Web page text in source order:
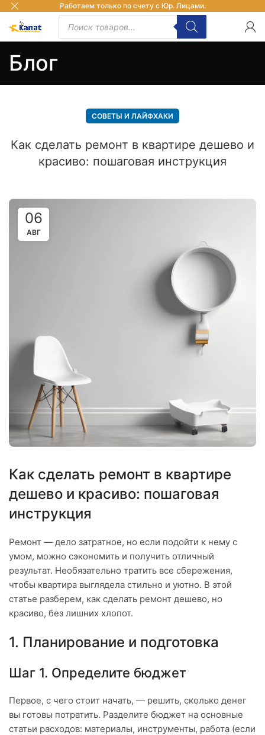
Блог
СОВЕТЫ И ЛАЙФХАКИ
Как сделать ремонт в квартире дешево и
красиво: пошаговая инструкция
06
АВГ
Как сделать ремонт в квартире
дешево и красиво: пошаговая
инструкция
Ремонт — дело затратное, но если подойти к нему с
умом, можно сэкономить и получить отличный
результат. Необязательно тратить все сбережения,
чтобы квартира выглядела стильно и уютно. В этой
статье разберем, как сделать ремонт дешево, но
красиво, без лишних хлопот.
1. Планирование и подготовка
Шаг 1. Определите бюджет
Первое, с чего стоит начать, — решить, сколько денег
вы готовы потратить. Разделите бюджет на основные
статьи расходов: материалы, инструменты, работа (если
Работаем только по счету с Юр. Лицами.